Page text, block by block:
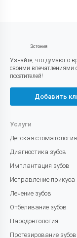
Эстония
Узнайте, что думают о
своими впечатлениями
посетителей!
Добавить
Услуги
Детская стоматология
Диагностика зубов
Имплантация зубов
Исправление прикуса
Лечение зубов
Отбеливание зубов
Пародонтология
Протезирование зубов